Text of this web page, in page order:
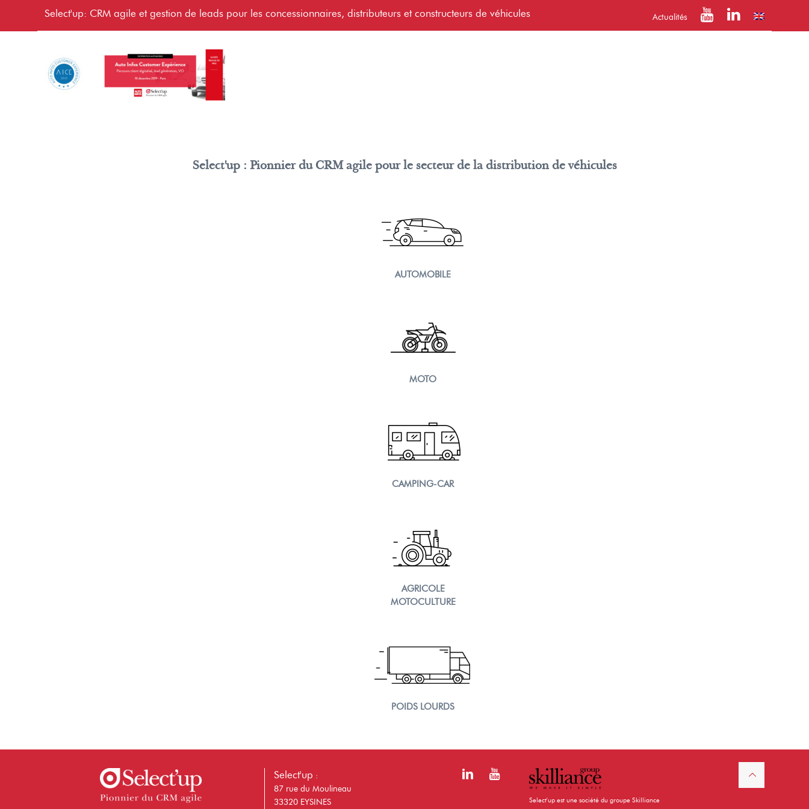
Select'up: CRM agile et gestion de leads pour les concessionnaires, distributeurs et constructeurs de véhicules Actualités
Select'up : Pionnier du CRM agile pour le secteur de la distribution de véhicules
AUTOMOBILE
MOTO
CAMPING-CAR
AGRICOLE
MOTOCULTURE
POIDS LOURDS
Select'up :
87 rue du Moulineau
33320 EYSINES
Select'up est une société du groupe Skilliance